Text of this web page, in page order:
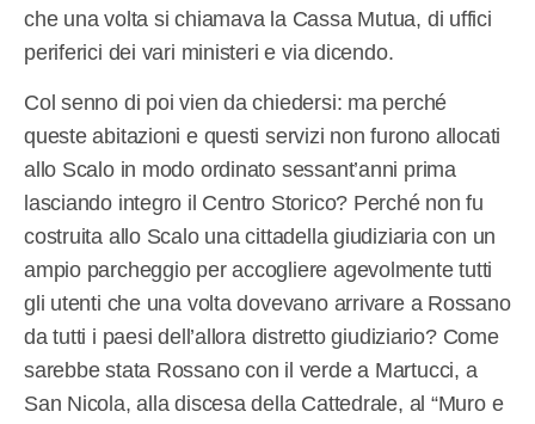
che una volta si chiamava la Cassa Mutua, di uffici
periferici dei vari ministeri e via dicendo.
Col senno di poi vien da chiedersi: ma perché
queste abitazioni e questi servizi non furono allocati
allo Scalo in modo ordinato sessant’anni prima
lasciando integro il Centro Storico? Perché non fu
costruita allo Scalo una cittadella giudiziaria con un
ampio parcheggio per accogliere agevolmente tutti
gli utenti che una volta dovevano arrivare a Rossano
da tutti i paesi dell’allora distretto giudiziario? Come
sarebbe stata Rossano con il verde a Martucci, a
San Nicola, alla discesa della Cattedrale, al “Muro e